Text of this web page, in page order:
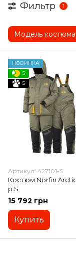
Фильтр 1
Модель костюма
НОВИНКА
5
5
Артикул: 427101-S
Костюм Norfin Arctic
p.S
15 792 грн
Купить